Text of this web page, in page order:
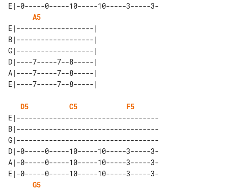
E|-0-----0-----10-----10-----3-----3-
A5
E|-------------------|
B|-------------------|
G|-------------------|
D|----7-----7--8-----|
A|----7-----7--8-----|
D5 C5
F5
E|-----------------------------------
B|-----------------------------------
G|-----------------------------------
D|-0-----0-----10-----10-----3-----3-
A|-0-----0-----10-----10-----3-----3-
E|-0-----0-----10-----10-----3-----3-
G5